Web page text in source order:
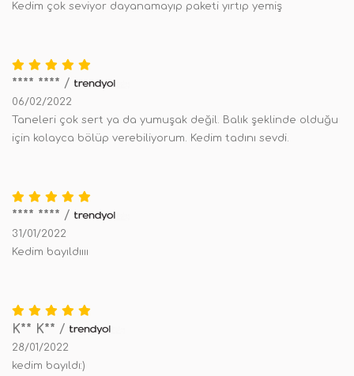
Kedim çok seviyor dayanamayıp paketi yırtıp yemiş
**** **** /
06/02/2022
Taneleri çok sert ya da yumuşak değil. Balık şeklinde olduğu
için kolayca bölüp verebiliyorum. Kedim tadını sevdi.
**** **** /
31/01/2022
Kedim bayıldıııı
K** K** /
28/01/2022
kedim bayıldı:)